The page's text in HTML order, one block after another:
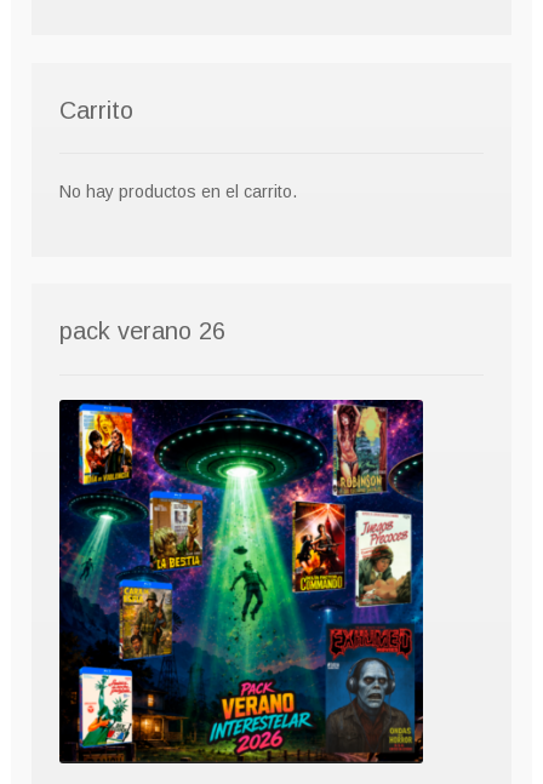
Carrito
No hay productos en el carrito.
pack verano 26